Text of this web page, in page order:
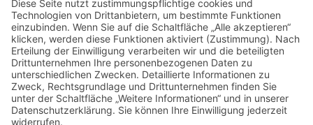
Website Administration